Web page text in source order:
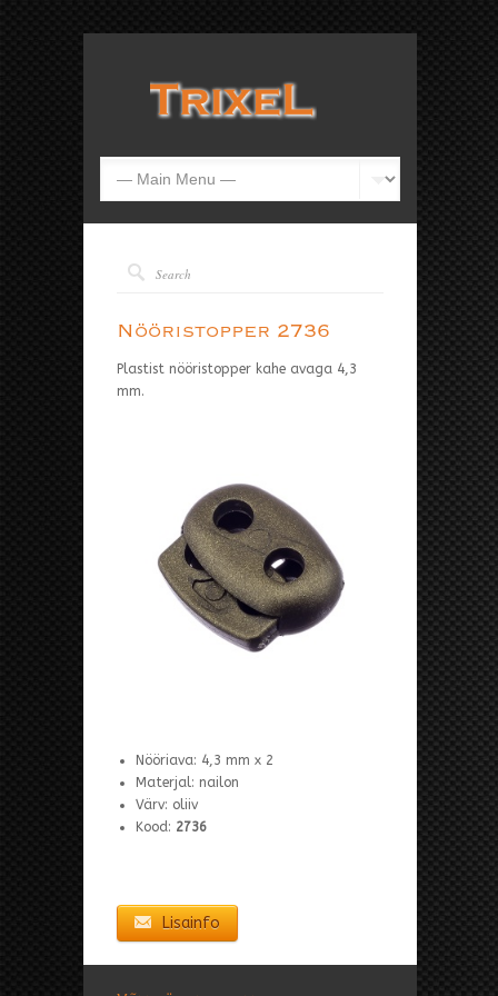
Nööristopper 2736
Plastist nööristopper kahe avaga 4,3
mm.
Nööriava: 4,3 mm x 2
Materjal: nailon
Värv: oliiv
Kood: 2736
Lisainfo